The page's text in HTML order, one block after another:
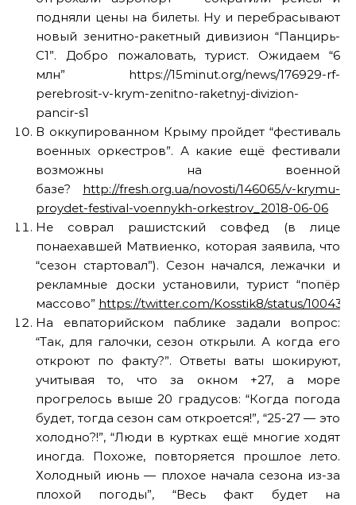
подняли цены на билеты. Ну и перебрасывают
новый зенитно-ракетный дивизион “Панцирь-
С1”. Добро пожаловать, турист. Ожидаем “6
млн” https://15minut.org/news/176929-rf-
perebrosit-v-krym-zenitno-raketnyj-divizion-
pancir-s1
В оккупированном Крыму пройдет “фестиваль
военных оркестров”. А какие ещё фестивали
возможны на военной
базе? http://fresh.org.ua/novosti/146065/v-krymu-
proydet-festival-voennykh-orkestrov_2018-06-06
Не соврал рашистский совфед (в лице
понаехавшей Матвиенко, которая заявила, что
“сезон стартовал”). Сезон начался, лежачки и
рекламные доски установили, турист “попёр
массово” https://twitter.com/Kosstik8/status/
На евпаторийском паблике задали вопрос:
“Так, для галочки, сезон открыли. А когда его
откроют по факту?”. Ответы ваты шокируют,
учитывая то, что за окном +27, а море
прогрелось выше 20 градусов: “Когда погода
будет, тогда сезон сам откроется!”, “25-27 — это
холодно?!”, “Люди в куртках ещё многие ходят
иногда. Похоже, повторяется прошлое лето.
Холодный июнь — плохое начала сезона из-за
плохой погоды”, “Весь факт будет на